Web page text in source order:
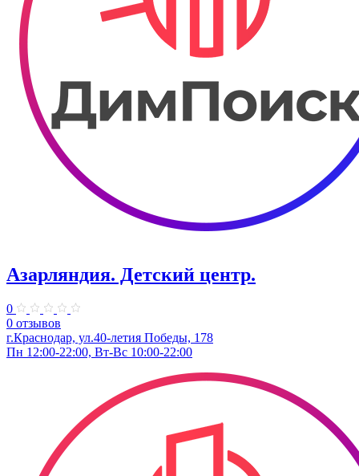
Азарляндия. ​Детский центр.
0
0 отзывов
г.Краснодар, ул.40-летия Победы, 178
Пн 12:00-22:00, Вт-Вс 10:00-22:00